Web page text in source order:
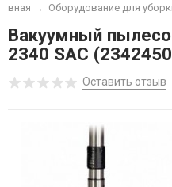
→ Оборудование для
Вакуумный
2340 SAC
Оставить отзыв